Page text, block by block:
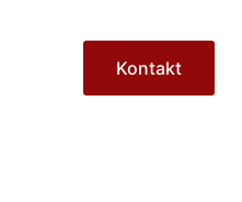
Kontakt